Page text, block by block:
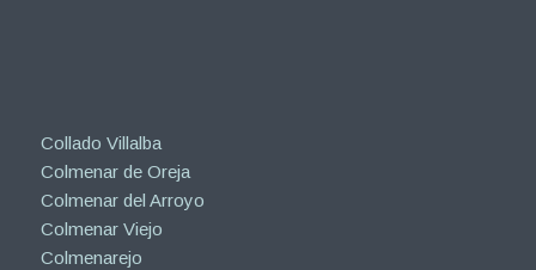
Collado Villalba
Colmenar de Oreja
Colmenar del Arroyo
Colmenar Viejo
Colmenarejo